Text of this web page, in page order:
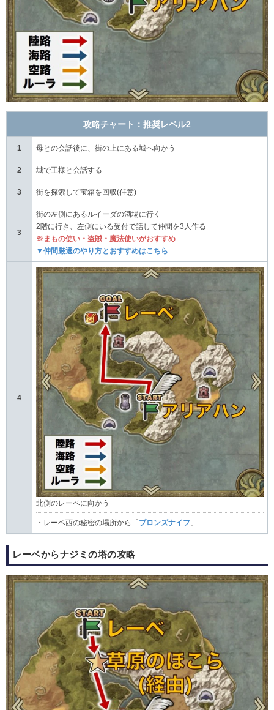
攻略チャート：推奨レベル2
1 母との会話後に、街の上にある城へ向かう
2 城で王様と会話する
3 街を探索して宝箱を回収(任意)
3
街の左側にあるルイーダの酒場に行く
2階に行き、左側にいる受付で話して仲間を3人作る
※まもの使い・盗賊・魔法使いがおすすめ
▼仲間厳選のやり方とおすすめはこちら
4
北側のレーベに向かう
・レーベ西の秘密の場所から「 ブロンズナイフ 」
レーベからナジミの塔の攻略